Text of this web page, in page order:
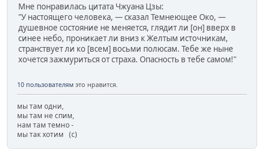
Мне понравилась цитата Чжуана Цзы:
"У настоящего человека, — сказал Темнеющее Око, —
душевное состояние не меняется, глядит ли [он] вверх в
синее небо, проникает ли вниз к Желтым источникам,
странствует ли ко [всем] восьми полюсам. Тебе же ныне
хочется зажмуриться от страха. Опасность в тебе самом!"
10 пользователям это нравится.
мы там одни,
мы там не спим,
нам там темно -
мы так хотим (с)